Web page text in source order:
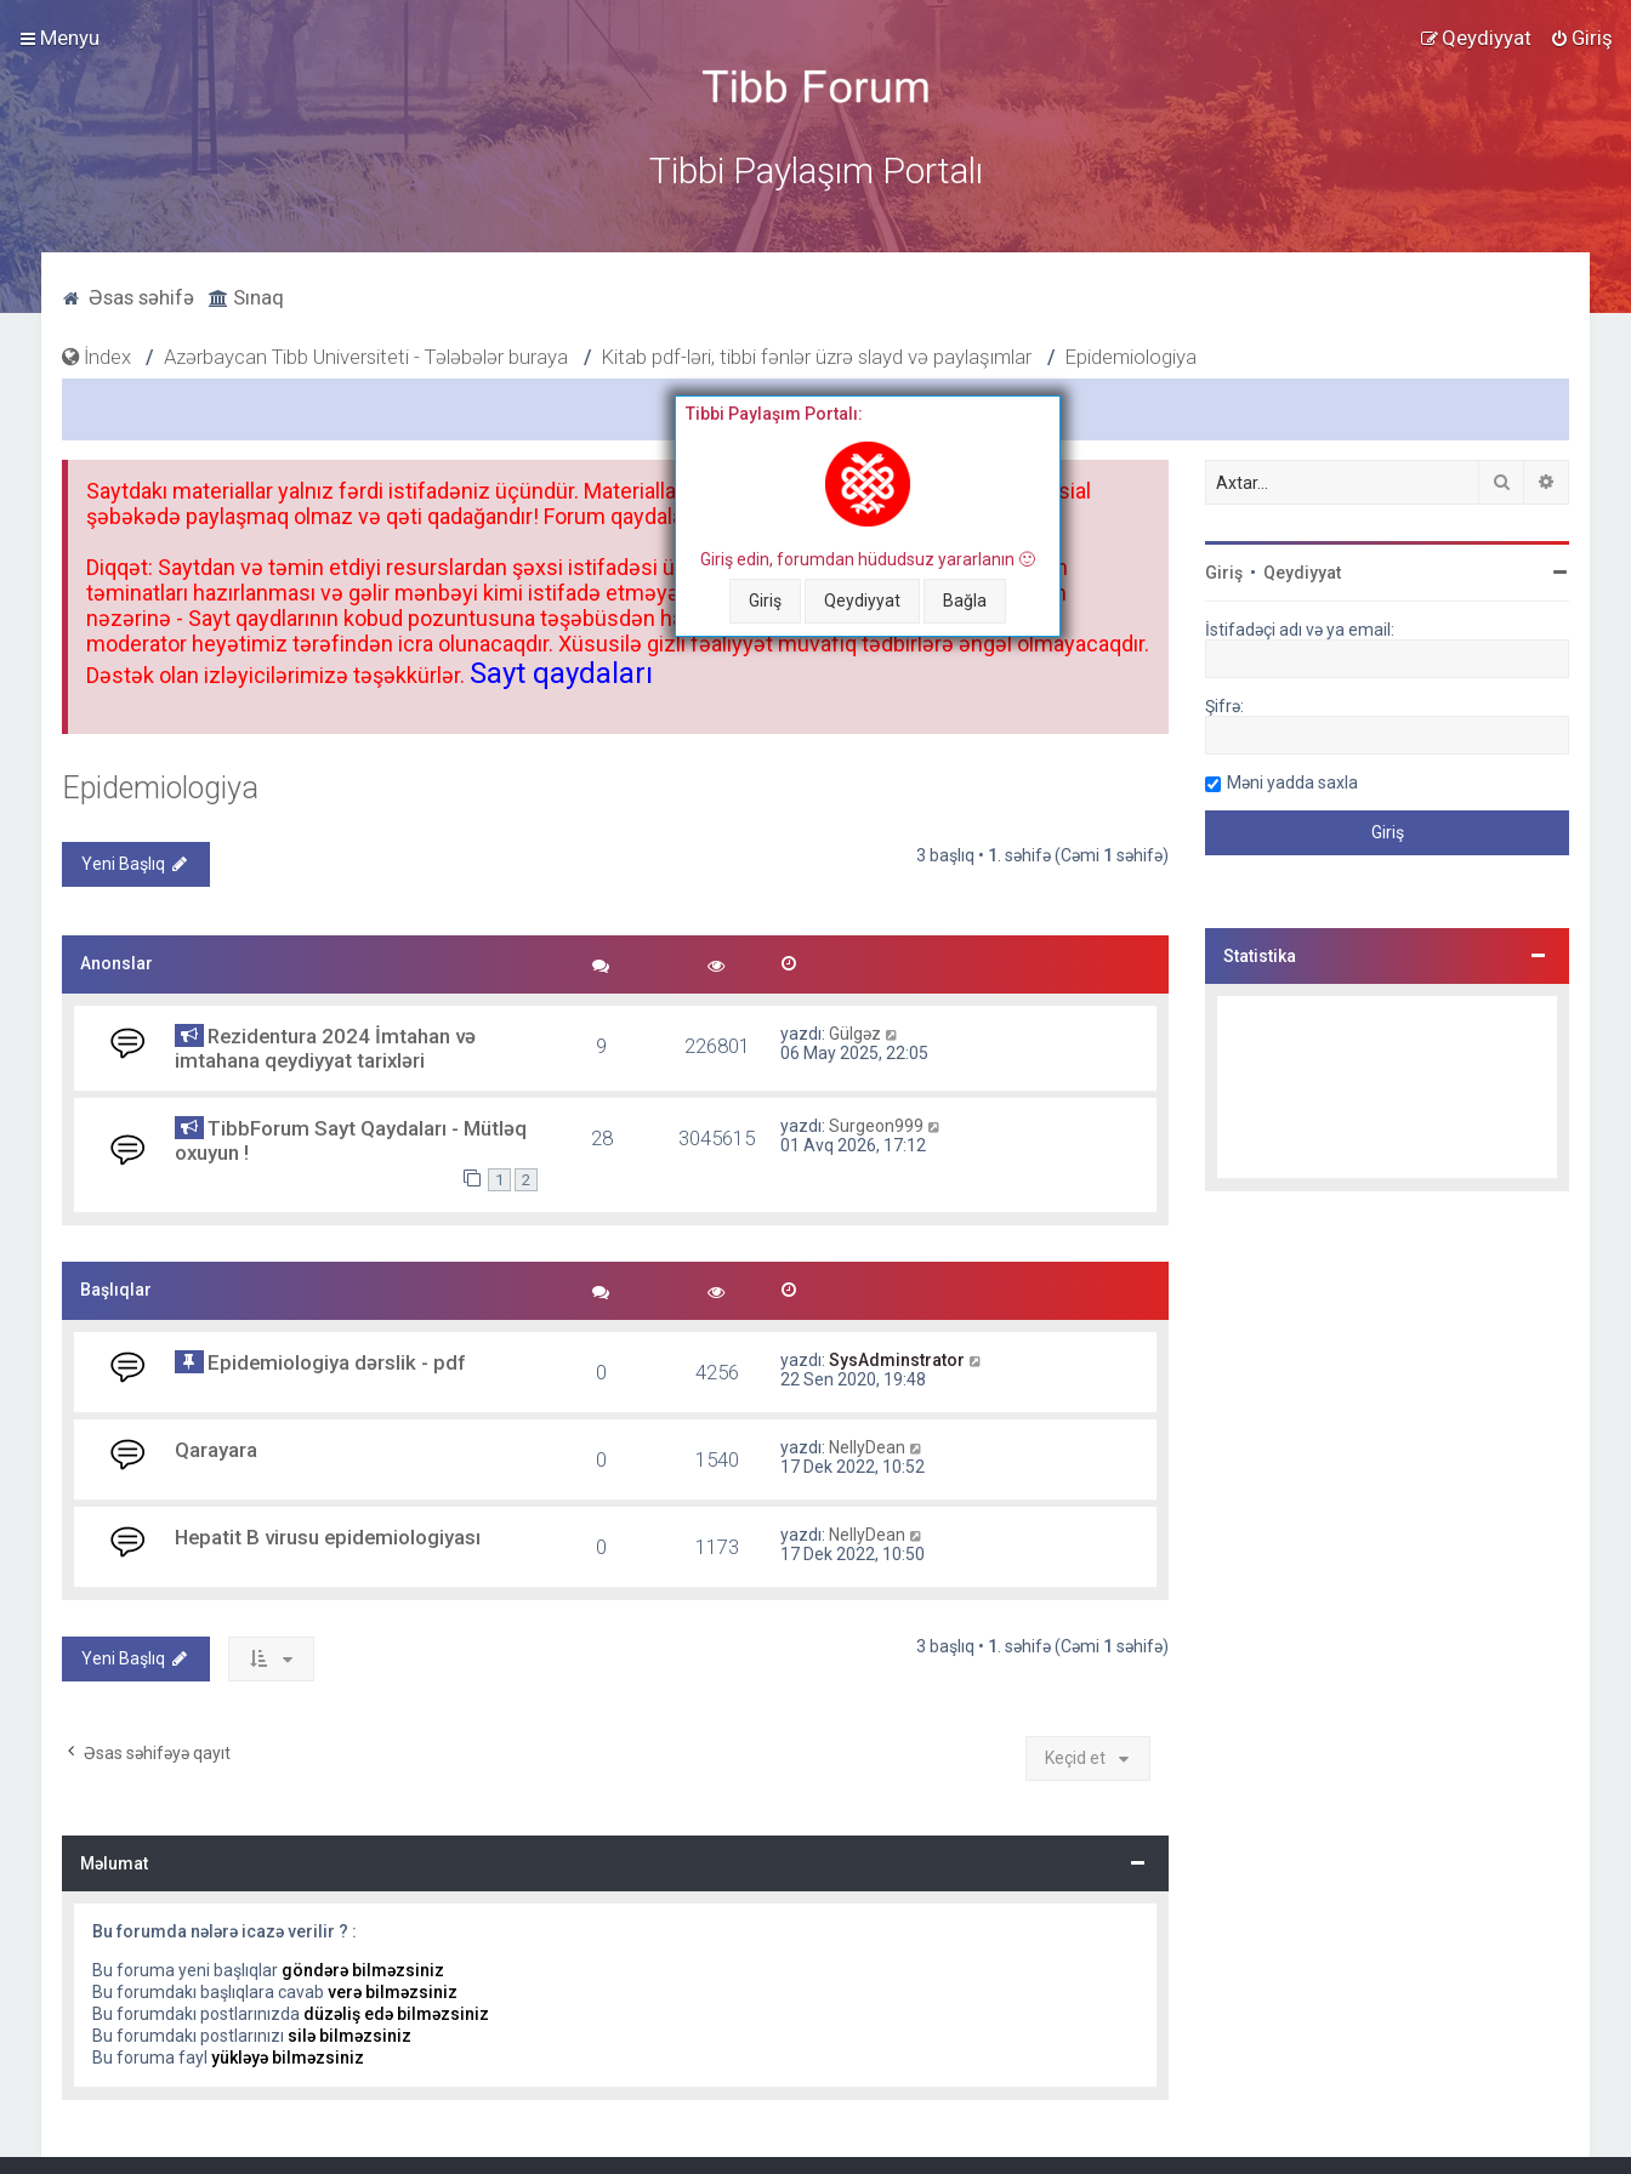
Menyu Giriş
Qeydiyyat
Tibbi Paylaşım Portalı
Əsas səhifə Sınaq
İndex Azərbaycan Tibb Universiteti - Tələbələr buraya Kitab pdf-ləri, tibbi fənlər üzrə slayd və paylaşımlar Epidemiologiya
Bitdi
Tibbi Paylaşım Portalı:
Giriş edin, forumdan hüdudsuz yararlanın 🙂
Giriş Qeydiyyat Bağla
Saytdakı materiallar yalnız fərdi istifadəniz üçündür. Materialları istisnasız heç bir qrupda, saytda və sosial
şəbəkədə paylaşmaq olmaz və qəti qadağandır! Forum qaydaları ilə mütləq tanış olun:
Diqqət: Saytdan və təmin etdiyi resurslardan şəxsi istifadəsi üçün deyil, kənar niyyətlər, xüsusi proqram
təminatları hazırlanması və gəlir mənbəyi kimi istifadə etməyə cəhd göstərənlərin və istifadə edənlərin
nəzərinə - Sayt qaydlarının kobud pozuntusuna təşəbüsdən haqqınızda bütün müvafiq tədbirlər böyük
moderator heyətimiz tərəfindən icra olunacaqdır. Xüsusilə gizli fəaliyyət müvafiq tədbirlərə əngəl olmayacaqdır.
Dəstək olan izləyicilərimizə təşəkkürlər. Sayt qaydaları
Epidemiologiya
Yeni Başlıq 3 başlıq • 1 . səhifə (Cəmi 1 səhifə)
Anonslar
Rezidentura 2024 İmtahan və
imtahana qeydiyyat tarixləri
9 226801 yazdı:Gülgəz
06 May 2025, 22:05
TibbForum Sayt Qaydaları - Mütləq
oxuyun !
1 2
28 3045615 yazdı:Surgeon999
01 Avq 2026, 17:12
Başlıqlar
Epidemiologiya dərslik - pdf 0 4256 yazdı:SysAdminstrator
22 Sen 2020, 19:48
Qarayara 0 1540 yazdı: NellyDean
17 Dek 2022, 10:52
Hepatit B virusu epidemiologiyası 0 1173 yazdı: NellyDean
17 Dek 2022, 10:50
Yeni Başlıq
3 başlıq • 1 . səhifə (Cəmi 1 səhifə)
Əsas səhifəyə qayıt Keçid et
Məlumat
Bu forumda nələrə icazə verilir ? :
Bu foruma yeni başlıqlar göndərə bilməzsiniz
Bu forumdakı başlıqlara cavab verə bilməzsiniz
Bu forumdakı postlarınızda düzəliş edə bilməzsiniz
Bu forumdakı postlarınızı silə bilməzsiniz
Bu foruma fayl yükləyə bilməzsiniz
Axtar
Giriş • Qeydiyyat
İstifadəçi adı və ya email:
Şifrə:
Məni yadda saxla
Statistika